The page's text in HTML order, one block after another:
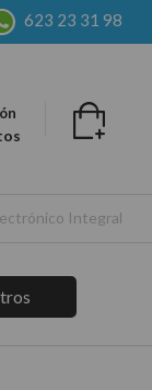
623 23 31 98
Integral